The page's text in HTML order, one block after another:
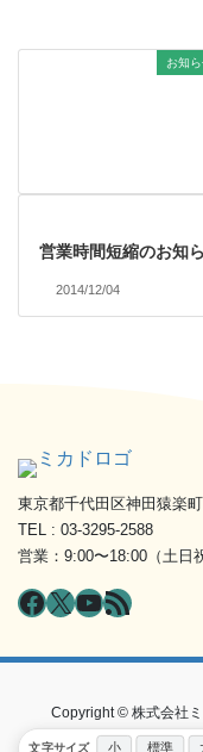
お知
営業時間短縮のお知
2014/12/04
東京都千代田区神田猿楽
TEL : 03-3295-2588
営業：9:00〜18:00（土日
Facebook
X YouTube
RSS フィード
Copyright © 株式会社
文字サイズ 小 標準